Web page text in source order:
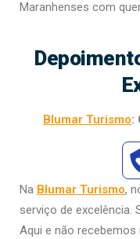
Maranhenses com
Blumar Turismo:
Na Blumar Turismo,
serviço de excelência.
Aqui e não